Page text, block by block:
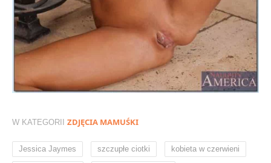
W KATEGORII ZDJĘCIA MAMUŚKI
Jessica Jaymes szczupłe ciotki kobieta w czerwieni